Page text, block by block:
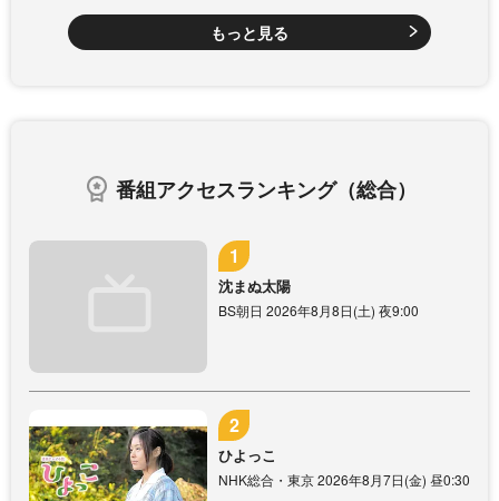
もっと見る
番組アクセスランキング（総合）
沈まぬ太陽
BS朝日 2026年8月8日(土) 夜9:00
ひよっこ
NHK総合・東京 2026年8月7日(金) 昼0:30